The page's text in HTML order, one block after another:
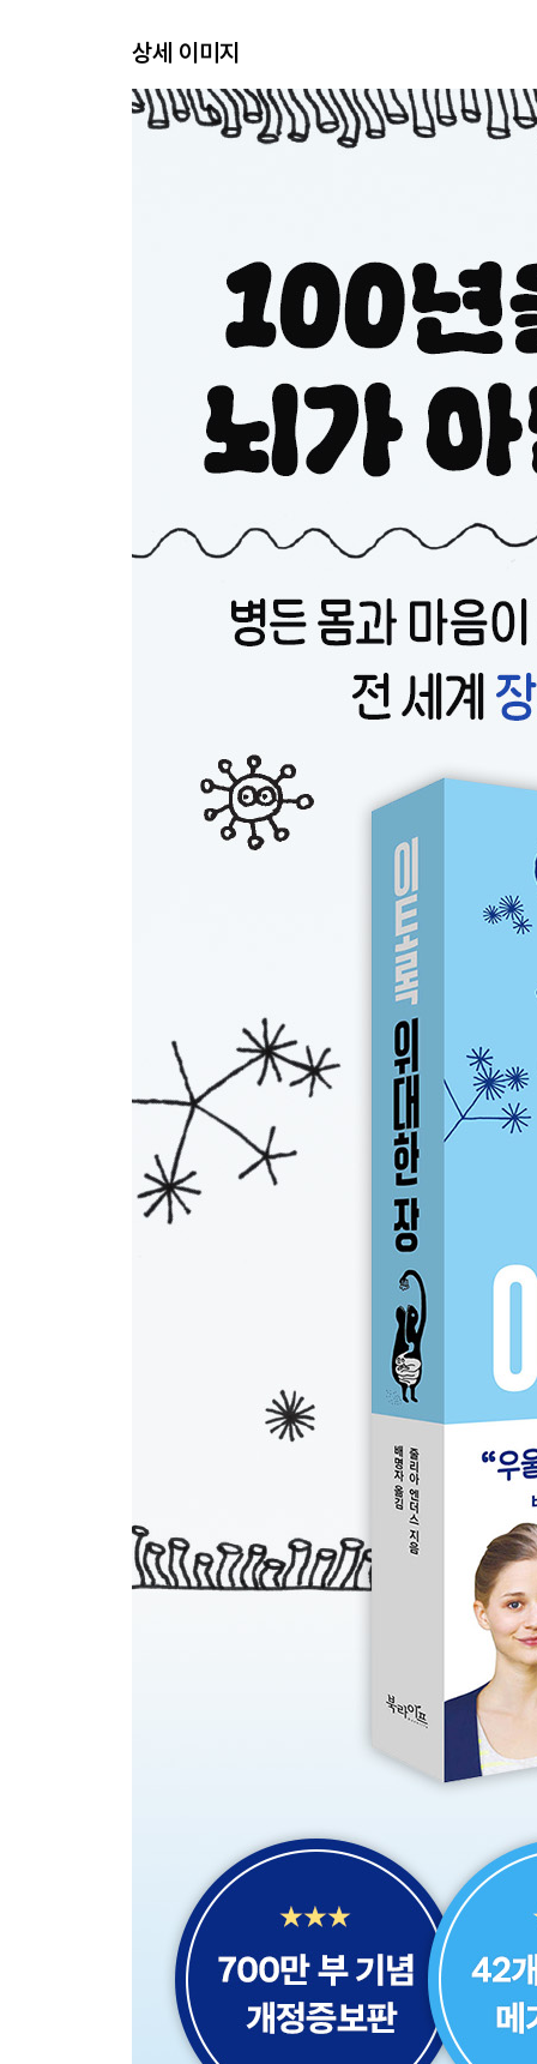
- [칼럼] 똥에 대해서 알아볼까요?
제2장 모든 병은 장에서 시작된다
왜 구토를 할까? | 구토를 줄이는 5가지 방법
장이 뇌에 미치는 영향 | 불안하고 우울한 과민성
- 장과 감정
제3장 백세 건강은 장 박테리아가 결정한다
- 몸속 생산관리자 박테리아
- 면역 체계와 박테리아
면역 세포를 훈련시키는 박테리아 | 몸 상태를 변
- 장 박테리아의 특성
장 미생물의 90퍼센트는 박테리아 | 장 박테리아
- 장 박테리아의 역할
박테리아가 생산하는 영양소 | 비만과 장 박테리아
닭고기와 살모넬라 | 위장병과 헬리코박터균 | 고
두려움으로 인한 위생 | 위험한 무기 항생제 | 항
| 프로바이오틱스 효과 | 유산균 | 프리바이오틱스
- 영리한 신맛 사랑
박테리아로 채소 발효시키기
감사의 말
참고 문헌
상세 이미지